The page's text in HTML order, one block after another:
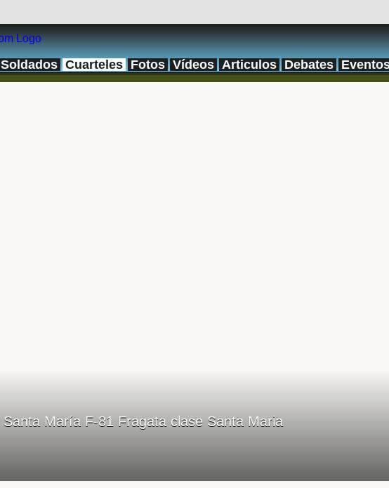
Soldados Cuarteles Fotos Vídeos Articulos Debates
Santa María F-81 Fragata clase Santa Maria